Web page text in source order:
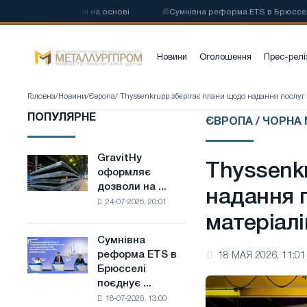
сталі на основі 📰 Сумнівна реформа ETS в Брюсселі
Новини Оголошення Прес-
Головна/ Новини/Європа/ Thyssenkrupp зберігає плани щодо надання послуг
ПОПУЛЯРНЕ
GravitHy
оформляє
дозволи
з
виробництва
низьковуглецевої
GravitHy
оформляє
дозволи на ...
24-07-2026, 20:01
Сумнівна
реформа
ETS
Сумнівна
реформа ETS в
Брюсселі
поєднує ...
18-07-2026, 13:00
ЄВРОПА / ЧОРНА
надання
18 МАЯ 2026, 11:01